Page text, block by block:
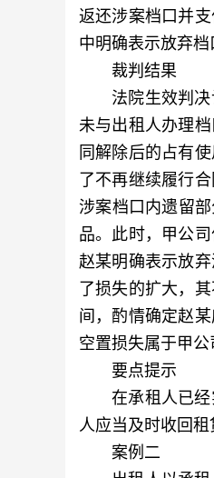
返还涉案档口并
中明确表示放弃
裁判结果
法院生效判决
未与出租人办理
同解除后的占有
了不再继续履行
涉案档口内遗留
品。此时，甲公
赵某明确表示放
了损失的扩大，
间，酌情确定赵
空置损失属于甲
要点提示
在承租人已经
人应当及时收回
案例二